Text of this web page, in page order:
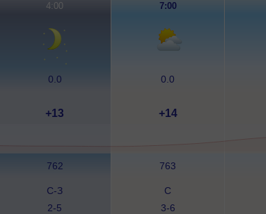
4:00 7:00
0.0 0.0
+13 +14
762 763
С-З
2-5
С
3-6